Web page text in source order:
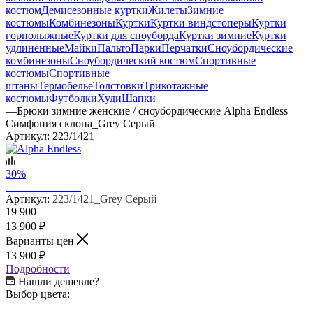
костюмДемисезонные курткиЖилетыЗимние
костюмыКомбинезоныКурткиКуртки виндстоперыКуртки
горнолыжныеКуртки для сноубордаКуртки зимниеКуртки
удлинённыеМайкиПальтоПаркиПерчаткиСноубордические
комбинезоныСноубордический костюмСпортивные
костюмыСпортивные
штаныТермобельеТолстовкиТрикотажные
костюмыФутболкиХудиШапки
—Брюки зимние женские / сноубордические Alpha Endless
Симфония склона_Grey Серый
Артикул: 223/1421
30%
Артикул: 223/1421_Grey Серый
19 900
13 900 ₽
Варианты цен
13 900 ₽
Подробности
Нашли дешевле?
Выбор цвета: